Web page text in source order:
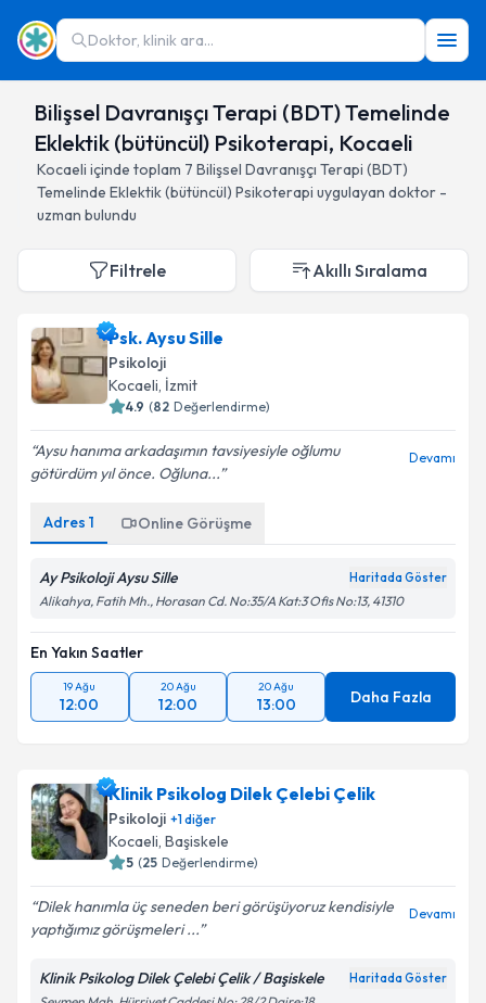
Doktor, klinik ara...
Bilişsel Davranışçı Terapi (BDT) Temelinde
Eklektik (bütüncül) Psikoterapi, Kocaeli
Kocaeli içinde toplam 7 Bilişsel Davranışçı Terapi (BDT)
Temelinde Eklektik (bütüncül) Psikoterapi uygulayan doktor -
uzman bulundu
Filtrele Akıllı Sıralama
Psk. Aysu Sille
Psikoloji
Kocaeli, İzmit
4.9 (82 Değerlendirme)
Aysu hanıma arkadaşımın tavsiyesiyle oğlumu
götürdüm yıl önce. Oğluna...
Devamı
Adres 1 Online Görüşme
Ay Psikoloji Aysu Sille Haritada Göster
Alikahya, Fatih Mh., Horasan Cd. No:35/A Kat:3 Ofis No:13, 41310
En Yakın Saatler
19 Ağu
12:00
20 Ağu
12:00
20 Ağu
13:00 Daha Fazla
Klinik Psikolog Dilek Çelebi Çelik
Psikoloji +1diğer
Kocaeli, Başiskele
5 (25 Değerlendirme)
Dilek hanımla üç seneden beri görüşüyoruz kendisiyle
yaptığımız görüşmeleri ...
Devamı
Klinik Psikolog Dilek Çelebi Çelik / Başiskele Haritada Göster